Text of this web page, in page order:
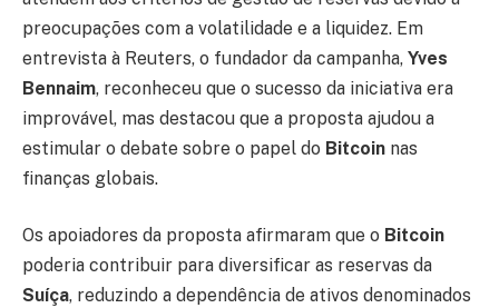
preocupações com a volatilidade e a liquidez. Em
entrevista à Reuters, o fundador da campanha, Yves
Bennaim, reconheceu que o sucesso da iniciativa era
improvável, mas destacou que a proposta ajudou a
estimular o debate sobre o papel do Bitcoin nas
finanças globais.
Os apoiadores da proposta afirmaram que o Bitcoin
poderia contribuir para diversificar as reservas da
Suíça, reduzindo a dependência de ativos denominados